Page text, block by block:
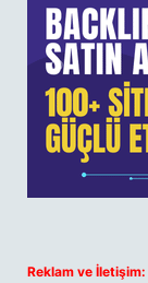
Reklam ve İletişim: